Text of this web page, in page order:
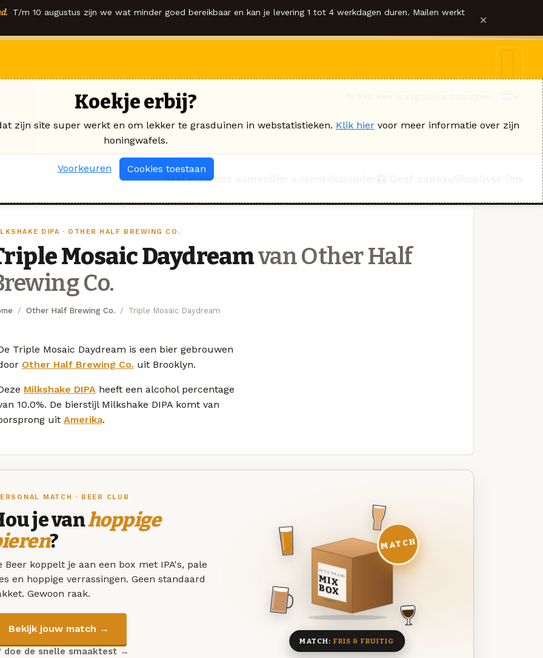
T/m 10 augustus zijn we wat minder goed bereikbaar en kan je levering 1 tot 4 werkdagen duren. Mailen werkt ×
Stel jouw box samen
DIPA · OTHER HALF BREWING CO.
Mosaic Daydreamvan Other Half
Co.
Other Half Brewing Co. Triple Mosaic Daydream
Triple Mosaic Daydream is een bier gebrouwen
Other Half Brewing Co. uit Brooklyn.
Milkshake DIPA heeft een alcohol percentage
10.0%. De bierstijl Milkshake DIPA komt van
uit Amerika.
MATCH · BEER CLUB
je vanhoppige
?
Beer koppelt je aan een box met IPA's, pale
en hoppige verrassingen. Geen standaard
Gewoon raak.
Bekijk jouw match →
doe de snelle smaaktest →
DEZE MAAND
MIX
BOX
8 BIEREN
MATCH
MATCH: FRIS & FRUITIG
Koekje erbij?
zijn site super werkt en om lekker te grasduinen in webstatistieken. Klik hier voor meer informatie over zijn
honingwafels.
Voorkeuren Cookies toestaan